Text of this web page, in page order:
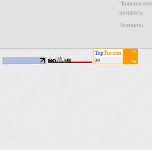
Правила
возврата
Контакты